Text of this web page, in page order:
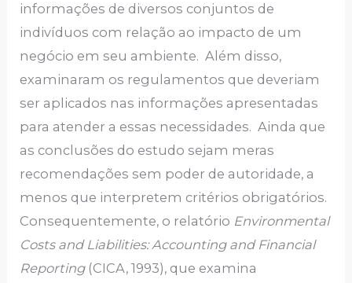
informações de diversos conjuntos de
indivíduos com relação ao impacto de um
negócio em seu ambiente. Além disso,
examinaram os regulamentos que deveriam
ser aplicados nas informações apresentadas
para atender a essas necessidades. Ainda que
as conclusões do estudo sejam meras
recomendações sem poder de autoridade, a
menos que interpretem critérios obrigatórios.
Consequentemente, o relatório Environmental
Costs and Liabilities: Accounting and Financial
Reporting(CICA, 1993), que examina